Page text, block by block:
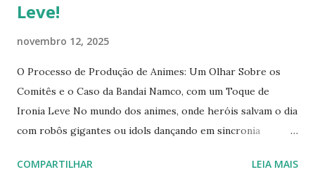
Leve!
novembro 12, 2025
O Processo de Produção de Animes: Um Olhar Sobre os
Comitês e o Caso da Bandai Namco, com um Toque de
Ironia Leve No mundo dos animes, onde heróis salvam o dia
com robôs gigantes ou idols dançando em sincronia
faz tudo funcionar — ou pelo menos tenta, sem derrubar o
COMPARTILHAR LEIA MAIS